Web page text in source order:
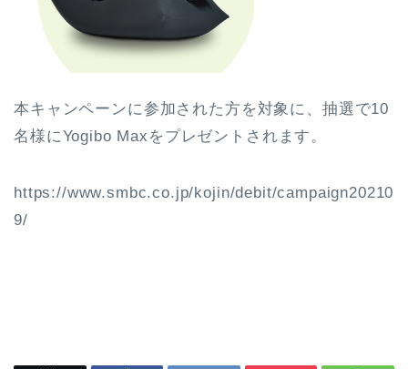
本キャンペーンに参加された方を対象に、抽選で10
名様にYogibo Maxをプレゼントされます。
https://www.smbc.co.jp/kojin/debit/campaign20210
9/